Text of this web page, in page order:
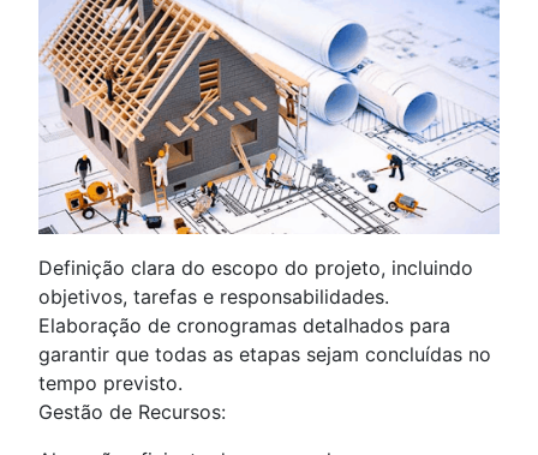
Definição clara do escopo do projeto, incluindo
objetivos, tarefas e responsabilidades.
Elaboração de cronogramas detalhados para
garantir que todas as etapas sejam concluídas no
tempo previsto.
Gestão de Recursos: